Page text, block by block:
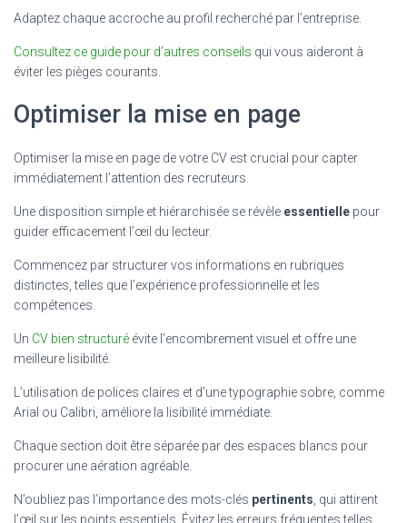
Adaptez chaque accroche au profil recherché par l’entreprise.
Consultez ce guide pour d’autres conseils qui vous aideront à
éviter les pièges courants.
Optimiser la mise en page
Optimiser la mise en page de votre CV est crucial pour capter
immédiatement l’attention des recruteurs.
Une disposition simple et hiérarchisée se révèle essentielle pour
guider efficacement l’œil du lecteur.
Commencez par structurer vos informations en rubriques
distinctes, telles que l’expérience professionnelle et les
compétences.
Un CV bien structuré évite l’encombrement visuel et offre une
meilleure lisibilité.
L’utilisation de polices claires et d’une typographie sobre, comme
Arial ou Calibri, améliore la lisibilité immédiate.
Chaque section doit être séparée par des espaces blancs pour
procurer une aération agréable.
N’oubliez pas l’importance des mots-clés pertinents , qui attirent
l’œil sur les points essentiels. Évitez les erreurs fréquentes telles